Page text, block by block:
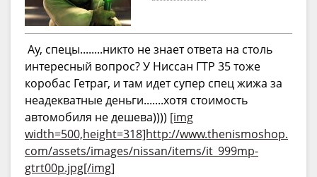
Ау, спецы........никто не знает ответа на столь
интересный вопрос? У Ниссан ГТР 35 тоже
коробас Гетраг, и там идет супер спец жижа за
неадекватные деньги.......хотя стоимость
автомобиля не дешева)))) [img
width=500,height=318]http://www.thenismoshop.
com/assets/images/nissan/items/it_999mp-
gtrt00p.jpg[/img]